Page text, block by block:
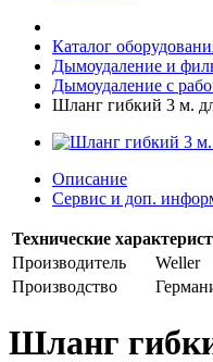
Каталог
Дымоудаление и
Дымоудаление с
Шланг гибкий 3 м.
Описание
Сервис и доп.
Технические
Производитель
Weller
Производство
Шланг